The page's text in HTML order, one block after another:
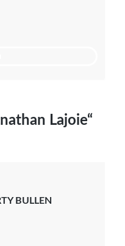
Lajoie“
BULLEN